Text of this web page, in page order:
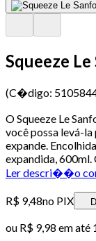
Squeeze
(C�digo:
O Squeeze Le
você possa levá-la
expande.
expandida, 600ml.
Ler descri��o
R$ 9,48no PIX
ou R$ 9,98 em até